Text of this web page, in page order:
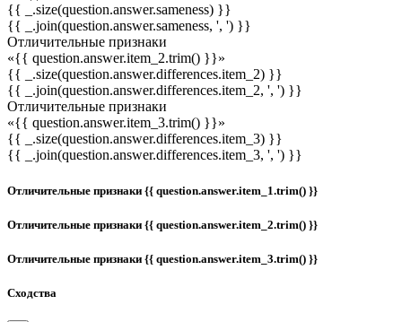
{{ _.size(question.answer.sameness) }}
{{ _.join(question.answer.sameness, ', ') }}
Отличительные признаки
«{{ question.answer.item_2.trim() }}»
{{ _.size(question.answer.differences.item_2) }}
{{ _.join(question.answer.differences.item_2, ', ') }}
Отличительные признаки
«{{ question.answer.item_3.trim() }}»
{{ _.size(question.answer.differences.item_3) }}
{{ _.join(question.answer.differences.item_3, ', ') }}
Отличительные признаки {{ question.answer.item_1.trim() }}
Отличительные признаки {{ question.answer.item_2.trim() }}
Отличительные признаки {{ question.answer.item_3.trim() }}
Сходства